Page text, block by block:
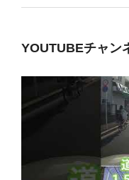
YOUTUBEチャン